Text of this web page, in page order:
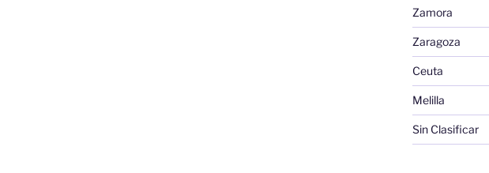
Zamora
Zaragoza
Ceuta
Melilla
Sin Clasificar